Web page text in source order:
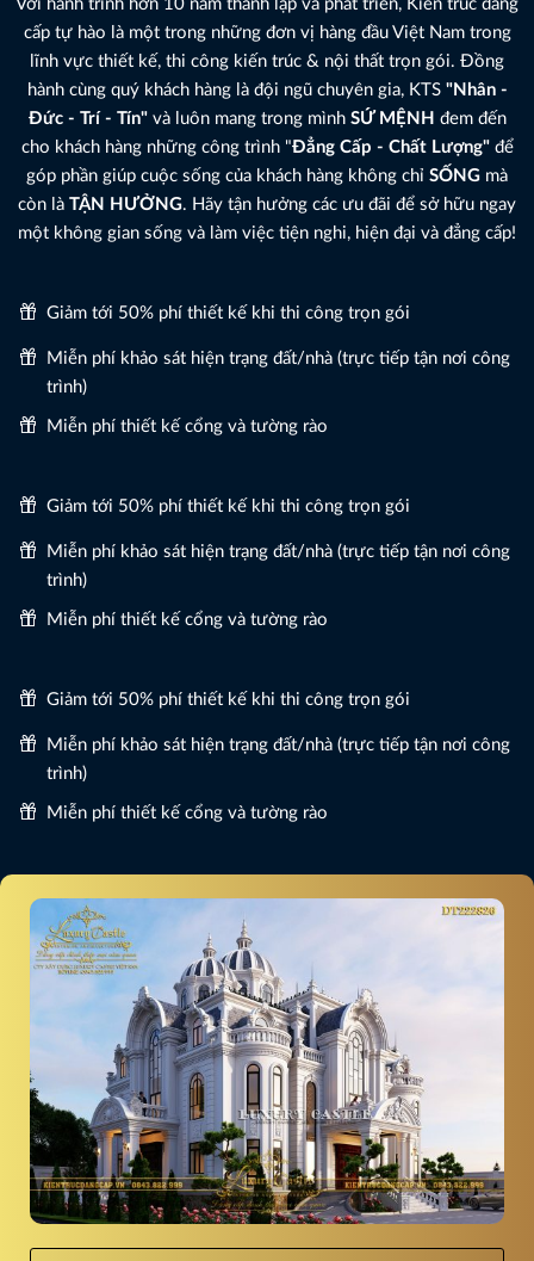
Với hành trình hơn 10 năm thành lập và phát triển, Kiến trúc đẳng
cấp tự hào là một trong những đơn vị hàng đầu Việt Nam trong
lĩnh vực thiết kế, thi công kiến trúc & nội thất trọn gói. Đồng
hành cùng quý khách hàng là đội ngũ chuyên gia, KTS "Nhân -
Đức - Trí - Tín"và luôn mang trong mình SỨ MỆNH đem đến
cho khách hàng những công trình "Đẳng Cấp - Chất Lượng"để
góp phần giúp cuộc sống của khách hàng không chỉ SỐNG mà
còn là TẬN HƯỞNG. Hãy tận hưởng các ưu đãi để sở hữu ngay
một không gian sống và làm việc tiện nghi, hiện đại và đẳng cấp!
Giảm tới 50% phí thiết kế khi thi công trọn gói
Miễn phí khảo sát hiện trạng đất/nhà (trực tiếp tận nơi công
trình)
Miễn phí thiết kế cổng và tường rào
Giảm tới 50% phí thiết kế khi thi công trọn gói
Miễn phí khảo sát hiện trạng đất/nhà (trực tiếp tận nơi công
trình)
Miễn phí thiết kế cổng và tường rào
Giảm tới 50% phí thiết kế khi thi công trọn gói
Miễn phí khảo sát hiện trạng đất/nhà (trực tiếp tận nơi công
trình)
Miễn phí thiết kế cổng và tường rào